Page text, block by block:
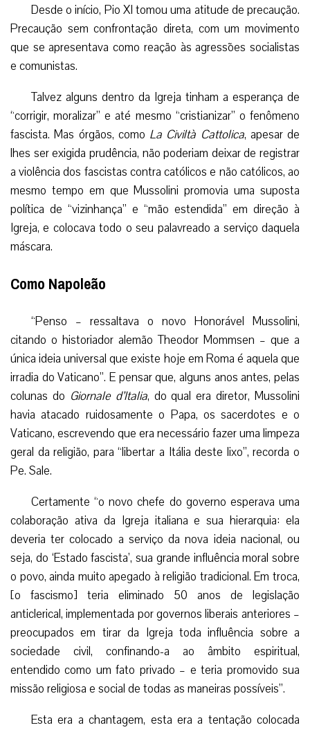
Desde o início, Pio XI tomou uma atitude de precaução.
Precaução sem confrontação direta, com um movimento
que se apresentava como reação às agressões socialistas
e comunistas.
Talvez alguns dentro da Igreja tinham a esperança de
“corrigir, moralizar” e até mesmo “cristianizar” o fenômeno
fascista. Mas órgãos, como La Civiltà Cattolica, apesar de
lhes ser exigida prudência, não poderiam deixar de registrar
a violência dos fascistas contra católicos e não católicos, ao
mesmo tempo em que Mussolini promovia uma suposta
política de “vizinhança” e “mão estendida” em direção à
Igreja, e colocava todo o seu palavreado a serviço daquela
máscara.
Como Napoleão
“Penso – ressaltava o novo Honorável Mussolini,
citando o historiador alemão Theodor Mommsen – que a
única ideia universal que existe hoje em Roma é aquela que
irradia do Vaticano”. E pensar que, alguns anos antes, pelas
colunas do Giornale d’Italia, do qual era diretor, Mussolini
havia atacado ruidosamente o Papa, os sacerdotes e o
Vaticano, escrevendo que era necessário fazer uma limpeza
geral da religião, para “libertar a Itália deste lixo”, recorda o
Pe. Sale.
Certamente “o novo chefe do governo esperava uma
colaboração ativa da Igreja italiana e sua hierarquia: ela
deveria ter colocado a serviço da nova ideia nacional, ou
seja, do ‘Estado fascista’, sua grande influência moral sobre
o povo, ainda muito apegado à religião tradicional. Em troca,
[o fascismo] teria eliminado 50 anos de legislação
anticlerical, implementada por governos liberais anteriores –
preocupados em tirar da Igreja toda influência sobre a
sociedade civil, confinando-a ao âmbito espiritual,
entendido como um fato privado – e teria promovido sua
missão religiosa e social de todas as maneiras possíveis”.
Esta era a chantagem, esta era a tentação colocada